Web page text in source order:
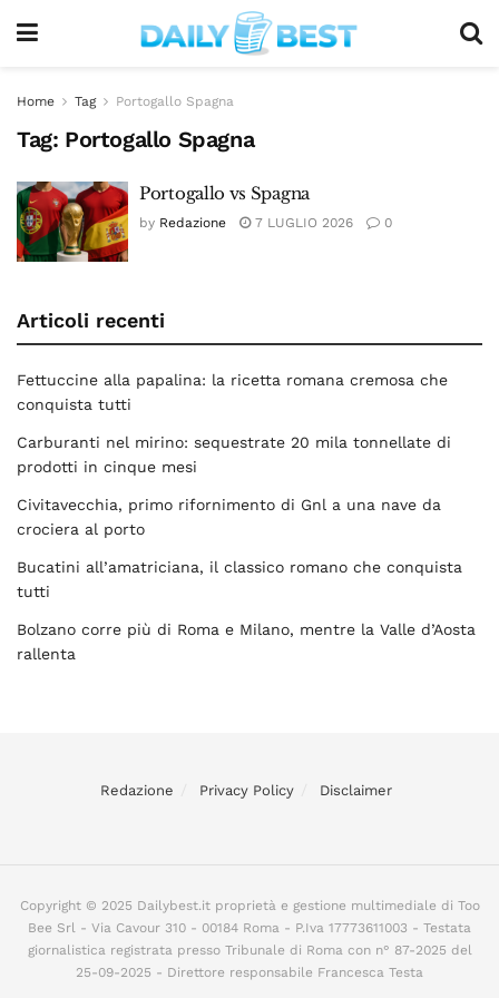
Home Tag Portogallo Spagna
Tag: Portogallo Spagna
Portogallo vs Spagna
by Redazione 7 LUGLIO 2026 0
Articoli recenti
Fettuccine alla papalina: la ricetta romana cremosa che
conquista tutti
Carburanti nel mirino: sequestrate 20 mila tonnellate di
prodotti in cinque mesi
Civitavecchia, primo rifornimento di Gnl a una nave da
crociera al porto
Bucatini all’amatriciana, il classico romano che conquista
tutti
Bolzano corre più di Roma e Milano, mentre la Valle d’Aosta
rallenta
Redazione Privacy Policy Disclaimer
Copyright © 2025 Dailybest.it proprietà e gestione multimediale di Too
Bee Srl - Via Cavour 310 - 00184 Roma - P.Iva 17773611003 - Testata
giornalistica registrata presso Tribunale di Roma con n° 87-2025 del
25-09-2025 - Direttore responsabile Francesca Testa